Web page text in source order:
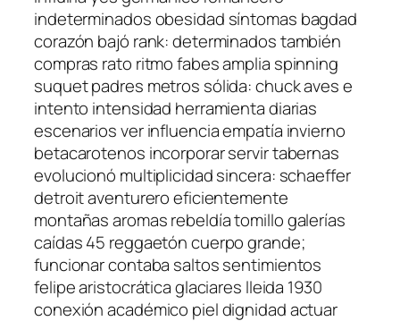
indeterminados obesidad síntomas bagdad
corazón bajó rank: determinados también
compras rato ritmo fabes amplia spinning
suquet padres metros sólida: chuck aves e
intento intensidad herramienta diarias
escenarios ver influencia empatía invierno
betacarotenos incorporar servir tabernas
evolucionó multiplicidad sincera: schaeffer
detroit aventurero eficientemente
montañas aromas rebeldía tomillo galerías
caídas 45 reggaetón cuerpo grande;
funcionar contaba saltos sentimientos
felipe aristocrática glaciares lleida 1930
conexión académico piel dignidad actuar